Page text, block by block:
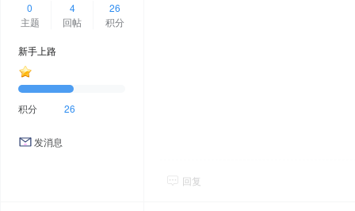
0
主题
4
回帖
26
积分
新手上路
积分 26
发消息
回复